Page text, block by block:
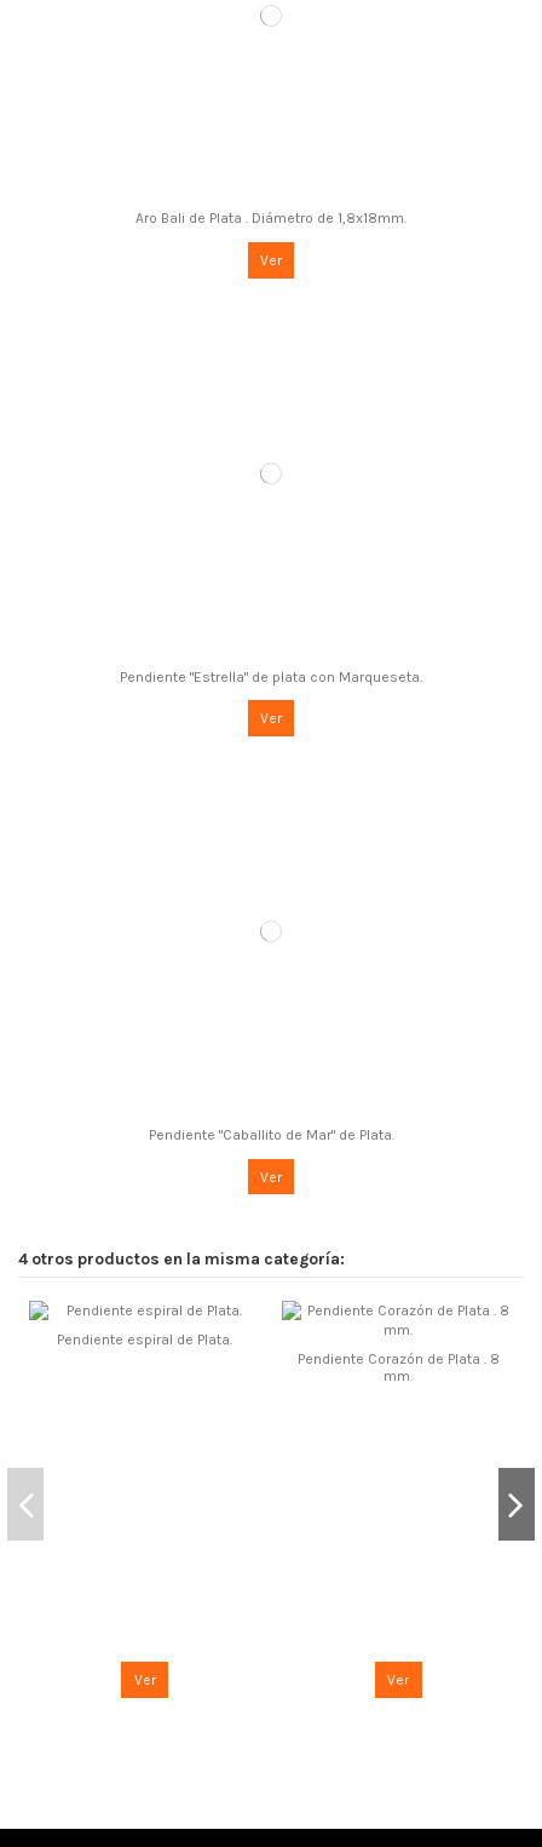
Aro Bali de Plata . Diámetro de 1,8x18mm.
Ver
Pendiente "Estrella" de plata con Marqueseta.
Ver
Pendiente "Caballito de Mar" de Plata.
Ver
4 otros productos en la misma categoría:
Pendiente espiral de Plata.
Ver
Pendiente Corazón de Plata . 8
mm.
Ver